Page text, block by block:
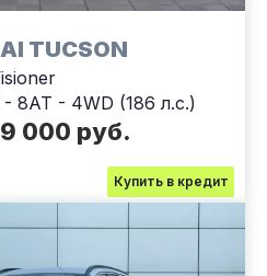
TUCSON
8AT - 4WD (186 л.с.)
000 руб.
Купить в кредит